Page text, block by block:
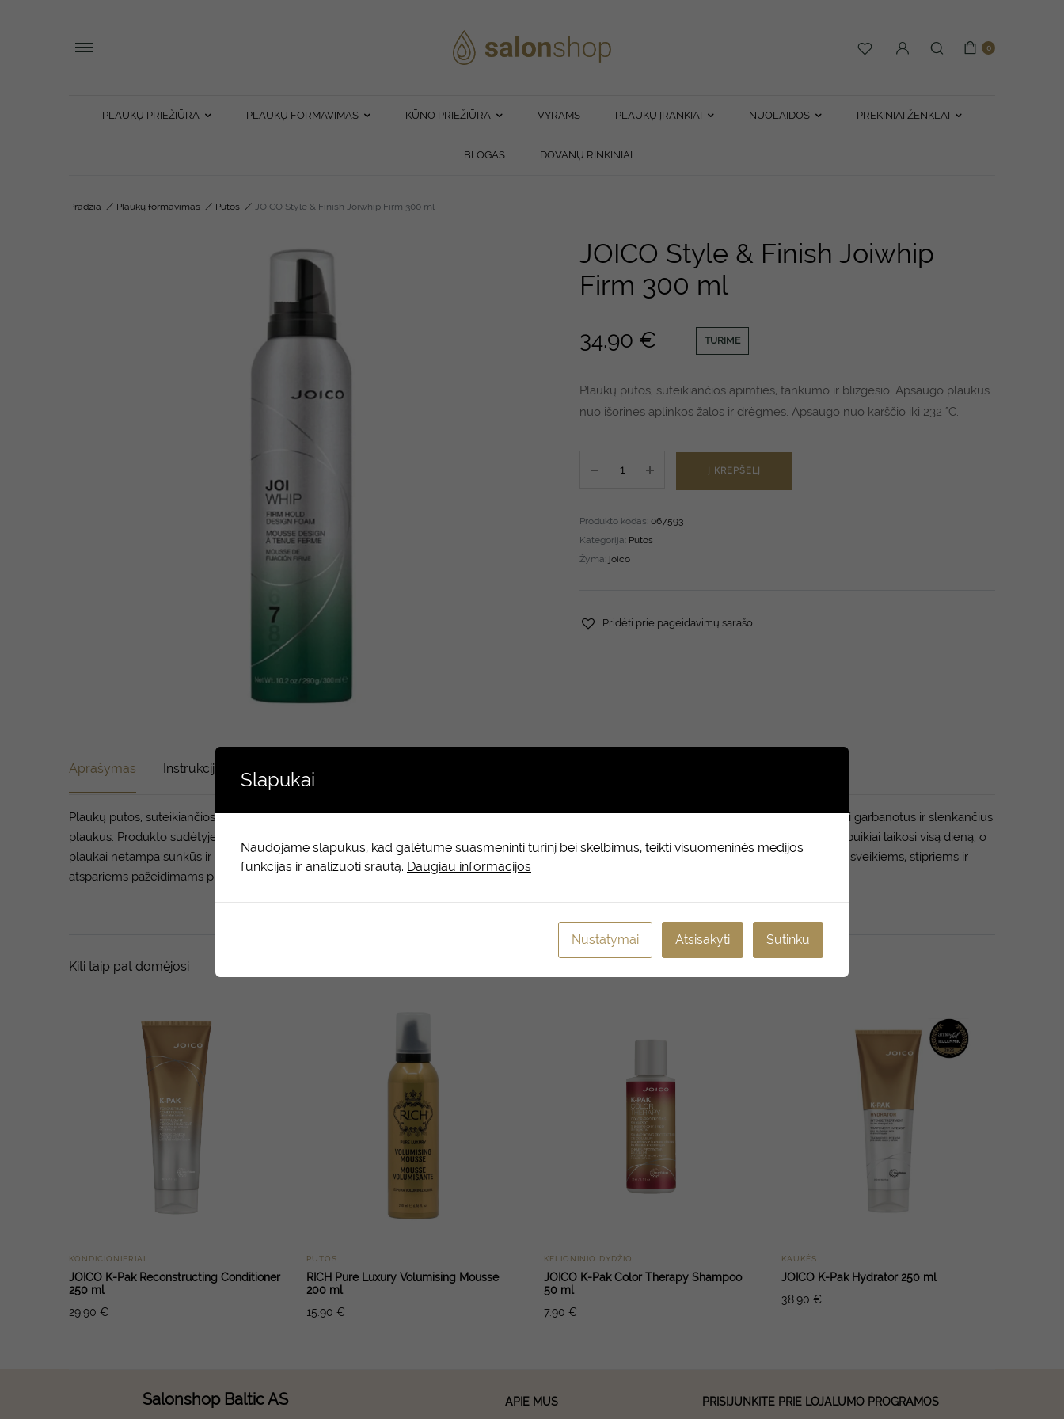
0
PLAUKŲ PRIEŽIŪRA PLAUKŲ FORMAVIMAS KŪNO PRIEŽIŪRA VYRAMS PLAUKŲ ĮRANKIAI NUOLAIDOS PREKINIAI ŽENKLAI
BLOGAS DOVANŲ RINKINIAI
Pradžia / Plaukų formavimas / Putos / JOICO Style & Finish Joiwhip Firm 300 ml
JOICO Style & Finish Joiwhip
Firm 300 ml
34.90 € TURIME
Plaukų putos, suteikiančios apimties, tankumo ir blizgesio. Apsaugo plaukus
nuo išorinės aplinkos žalos ir drėgmės. Apsaugo nuo karščio iki 232 °C.
Style
Finish
Joiwhip
Firm
Į KREPŠELĮ
Produkto kodas: 067593
Kategorija: Putos
Žyma: joico
Pridėti prie pageidavimų sąrašo
Aprašymas Instrukcija Sudėtis
Plaukų putos, suteikiančios apimties, tankumo ir blizgesio. Plaukai tampa purūs, suteikia apimties, tekstūros ir vidutinės fiksacijos. Padeda išlyginti garbanotus ir slenkančius
plaukus. Produkto sudėtyje esantis apimties didinimo polimeras yra specialiai sukurtas taip, kad būtų pasiektas krištolo skaidrumo efektas, kuris puikiai laikosi visą dieną, o
plaukai netampa sunkūs ir lipnūs. Moringos sėklų aliejus yra turtingas antioksidantų, vitaminų A ir E, cinko ir silicio dioksido šaltinis (visa tai būtina sveikiems, stipriems ir
atspariems pažeidimams plaukams), suteikiantis plaukams blizgesio ir švelnumo.
Kiti taip pat domėjosi
KONDICIONIERIAI
JOICO K-Pak Reconstructing Conditioner
250 ml
29.90 €
PUTOS
RICH Pure Luxury Volumising Mousse
200 ml
15.90 €
KELIONINIO DYDŽIO
JOICO K-Pak Color Therapy Shampoo
50 ml
7.90 €
KAUKĖS
JOICO K-Pak Hydrator 250 ml
38.90 €
Salonshop Baltic AS APIE MUS PRISIJUNKITE PRIE LOJALUMO PROGRAMOS
Slapukai
Naudojame slapukus, kad galėtume suasmeninti turinį bei skelbimus, teikti visuomeninės medijos
funkcijas ir analizuoti srautą. Daugiau informacijos
Nustatymai Atsisakyti Sutinku